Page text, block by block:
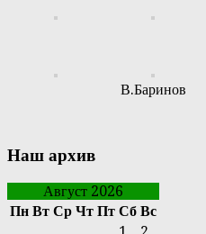
В.Баринов
Наш архив
Август 2026
Пн Вт Ср Чт Пт Сб Вс